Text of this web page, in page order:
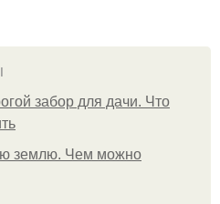
забор для дачи. Что
землю. Чем можно